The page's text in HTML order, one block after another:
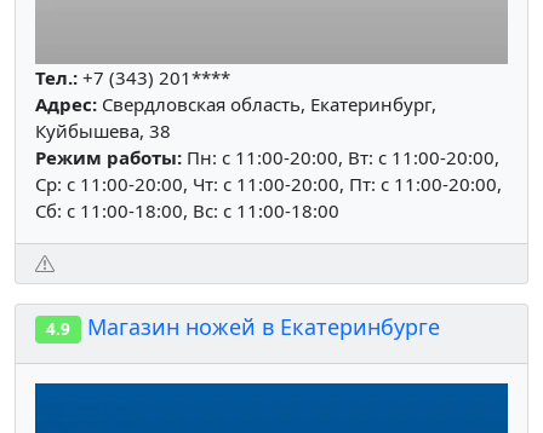
Тел.: +7 (343) 201****
Адрес: Свердловская область, Екатеринбург,
Куйбышева, 38
Режим работы: Пн: c 11:00-20:00, Вт: c 11:00-20:00,
Ср: c 11:00-20:00, Чт: c 11:00-20:00, Пт: c 11:00-20:00,
Сб: c 11:00-18:00, Вс: c 11:00-18:00
4.9 Магазин ножей в Екатеринбурге